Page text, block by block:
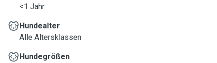
<1 Jahr
Hundealter
Alle Altersklassen
Hundegrößen